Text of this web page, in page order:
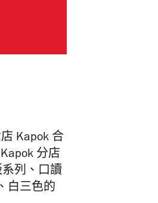
Kapok 合
分店
列、口讀
白三色的